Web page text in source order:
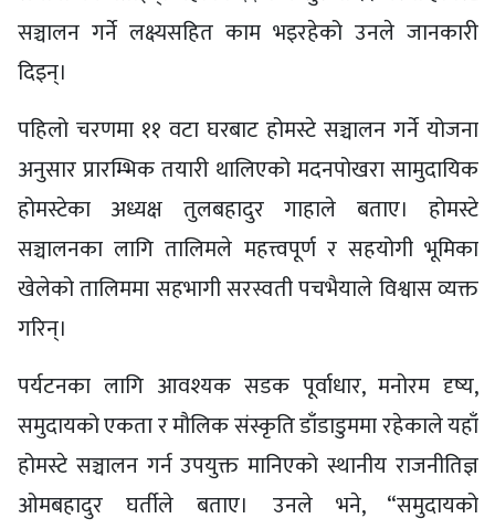
सञ्चालन गर्ने लक्ष्यसहित काम भइरहेको उनले जानकारी
दिइन्।
पहिलो चरणमा ११ वटा घरबाट होमस्टे सञ्चालन गर्ने योजना
अनुसार प्रारम्भिक तयारी थालिएको मदनपोखरा सामुदायिक
होमस्टेका अध्यक्ष तुलबहादुर गाहाले बताए। होमस्टे
सञ्चालनका लागि तालिमले महत्त्वपूर्ण र सहयोगी भूमिका
खेलेको तालिममा सहभागी सरस्वती पचभैयाले विश्वास व्यक्त
गरिन्।
पर्यटनका लागि आवश्यक सडक पूर्वाधार, मनोरम दृष्य,
समुदायको एकता र मौलिक संस्कृति डाँडाडुममा रहेकाले यहाँ
होमस्टे सञ्चालन गर्न उपयुक्त मानिएको स्थानीय राजनीतिज्ञ
ओमबहादुर घर्तीले बताए। उनले भने, “समुदायको